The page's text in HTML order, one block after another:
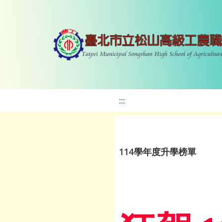
:::
114學年度升學榜單